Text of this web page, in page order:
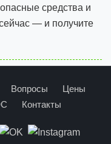
средства и
— и получите
Вопросы
Цены
Контакты